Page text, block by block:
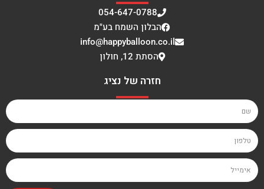
054-647-0788
הבלון השמח בע"מ
info@happyballoon.co.il
הסתת 12, חולון
חזרה של נציג